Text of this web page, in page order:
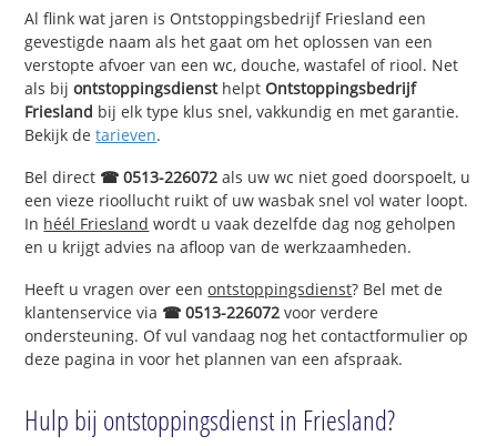
Al flink wat jaren is Ontstoppingsbedrijf Friesland een
gevestigde naam als het gaat om het oplossen van een
verstopte afvoer van een wc, douche, wastafel of riool. Net
als bijontstoppingsdiensthelptOntstoppingsbedrijf
Friesland bij elk type klus snel, vakkundig en met garantie.
Bekijk detarieven.
Bel direct ☎ 0513-226072 als uw wc niet goed doorspoelt, u
een vieze rioollucht ruikt of uw wasbak snel vol water loopt.
In héél Friesland wordt u vaak dezelfde dag nog geholpen
en u krijgt advies na afloop van de werkzaamheden.
Heeft u vragen over eenontstoppingsdienst? Bel met de
klantenservice via ☎ 0513-226072 voor verdere
ondersteuning. Of vul vandaag nog het contactformulier op
deze pagina in voor het plannen van een afspraak.
Hulp bij ontstoppingsdienst in Friesland?